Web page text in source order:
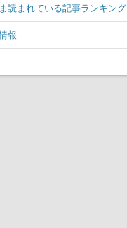
リースと同時に人気沸騰
読まれている記事ランキング
報